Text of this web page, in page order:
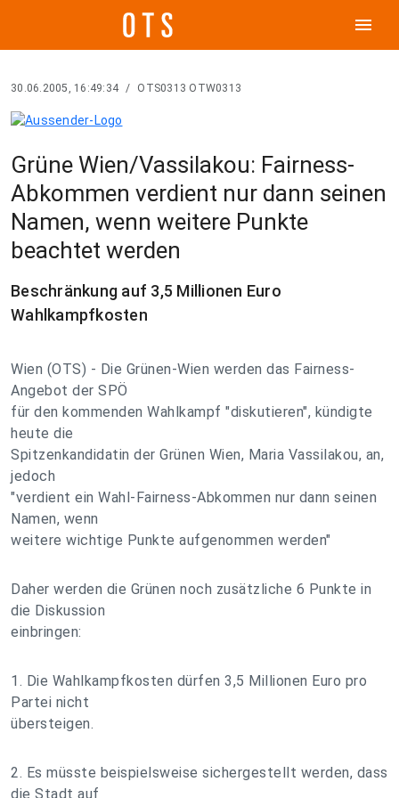
menu
30.06.2005, 16:49:34 / OTS0313 OTW0313
Grüne Wien/Vassilakou: Fairness-
Abkommen verdient nur dann seinen
Namen, wenn weitere Punkte
beachtet werden
Beschränkung auf 3,5 Millionen Euro
Wahlkampfkosten
Wien (OTS) - Die Grünen-Wien werden das Fairness-
Angebot der SPÖ
für den kommenden Wahlkampf "diskutieren", kündigte
heute die
Spitzenkandidatin der Grünen Wien, Maria Vassilakou, an,
jedoch
"verdient ein Wahl-Fairness-Abkommen nur dann seinen
Namen, wenn
weitere wichtige Punkte aufgenommen werden"
Daher werden die Grünen noch zusätzliche 6 Punkte in
die Diskussion
einbringen:
1. Die Wahlkampfkosten dürfen 3,5 Millionen Euro pro
Partei nicht
übersteigen.
2. Es müsste beispielsweise sichergestellt werden, dass
die Stadt auf